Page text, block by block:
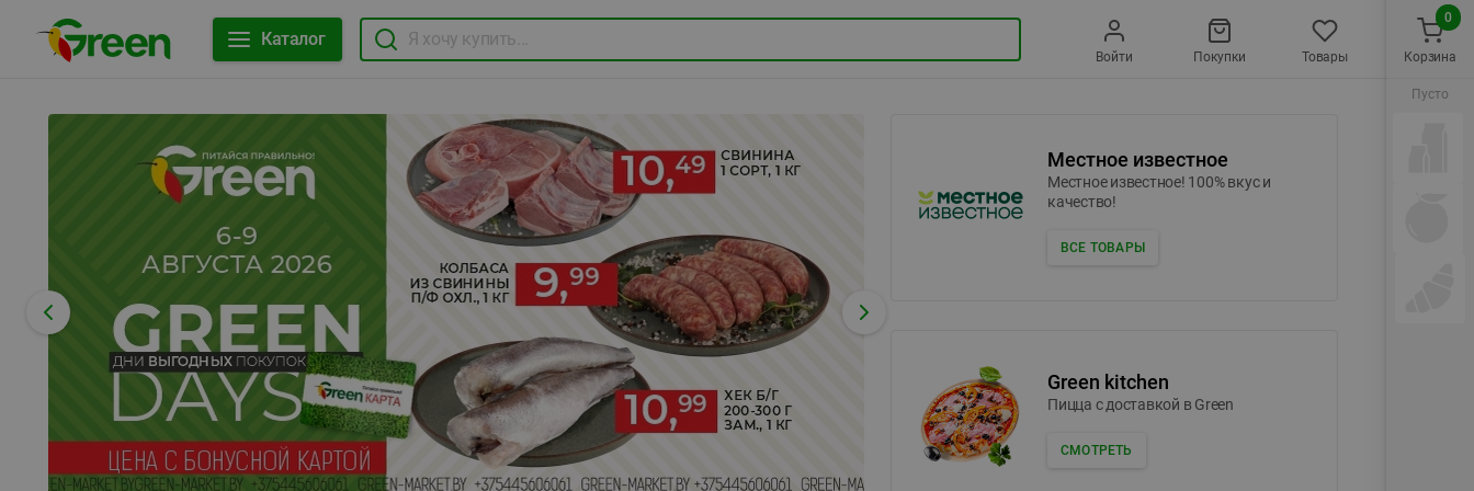
Каталог
Войти Покупки Товары
Местное известное
Местное известное! 100% вкус и
качество!
ВСЕ ТОВАРЫ
Green kitchen
Пицца c доставкой в Green
СМОТРЕТЬ
Корзина
0
Пусто